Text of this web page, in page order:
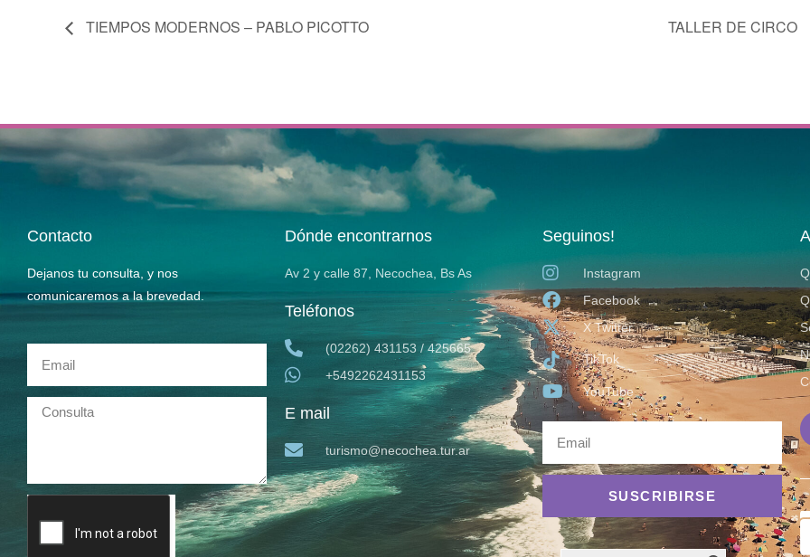
TIEMPOS MODERNOS – PABLO PICOTTO TALLER DE CIRCO
Contacto
Dejanos tu consulta, y nos
comunicaremos a la brevedad.
Dónde encontrarnos
Av 2 y calle 87, Necochea, Bs As
Teléfonos
(02262) 431153 / 425665
+5492262431153
E mail
turismo@necochea.tur.ar
Seguinos!
Instagram
Facebook
X Twitter
TikTok
YouTube
SUSCRIBIRSE